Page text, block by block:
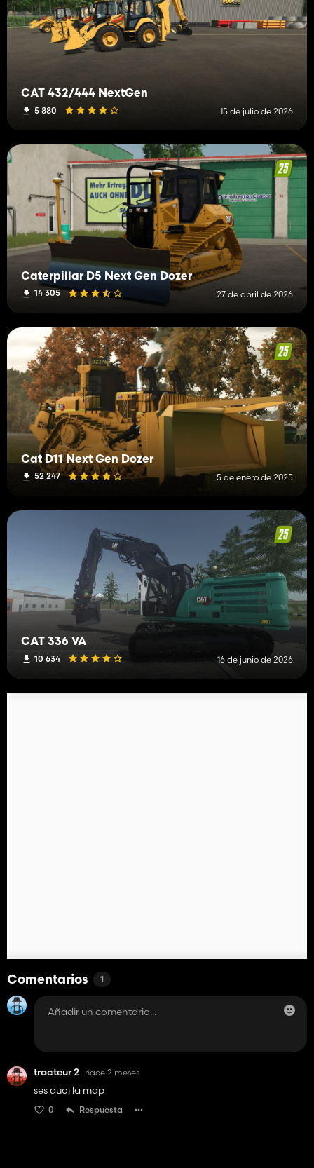
CAT 432/444 NextGen
5 880 15 de julio de 2026
Caterpillar D5 Next Gen Dozer
14 305 27 de abril de 2026
Cat D11 Next Gen Dozer
52 247 5 de enero de 2025
CAT 336 VA
10 634 16 de junio de 2026
Comentarios 1
tracteur 2 hace 2 meses
ses quoi la map
0 Respuesta